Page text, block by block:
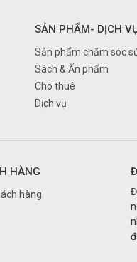
SẢN PHẨM- DỊCH
Sản phẩm chăm sóc
Sách & Ấn phẩm
Cho thuê
Dịch vụ
HÀNG
hàng